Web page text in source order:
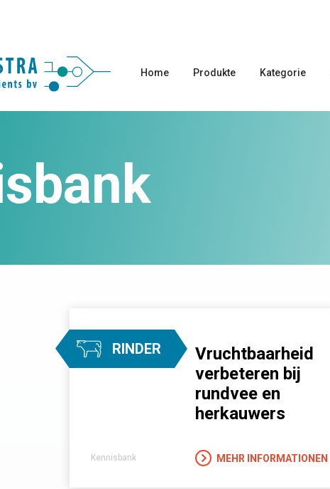
Home Produkte Kategorie
RINDER
Kennisbank
Vruchtbaarheid
verbeteren bij
rundvee en
herkauwers
MEHR INFORMATIONEN